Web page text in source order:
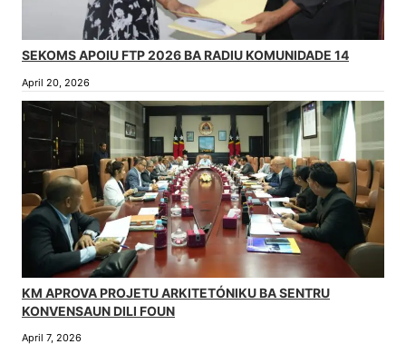
SEKOMS APOIU FTP 2026 BA RADIU KOMUNIDADE 14
April 20, 2026
KM APROVA PROJETU ARKITETÓNIKU BA SENTRU
KONVENSAUN DILI FOUN
April 7, 2026